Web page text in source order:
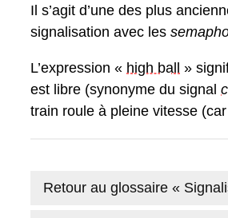
Il s’agit d’une des plus
signalisation avec les
L’expression « high ball
»
est libre (synonyme du signal
train roule à pleine vitesse
Retour au glossaire «